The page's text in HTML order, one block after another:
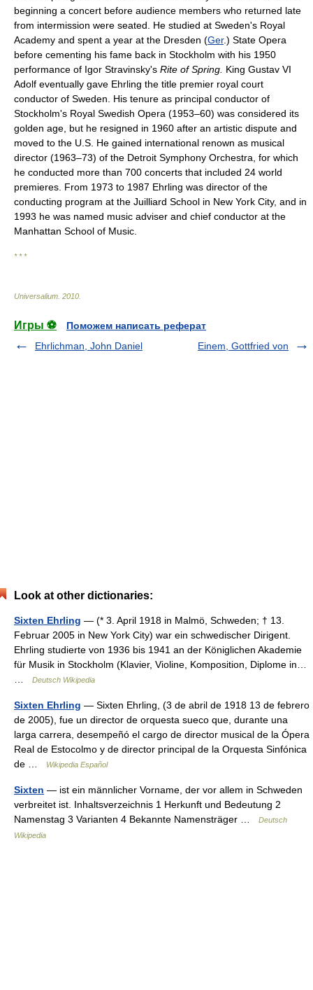
beginning a concert before audience members who returned late
from intermission were seated. He studied at Sweden's Royal
Academy and spent a year at the Dresden (Ger.) State Opera
before cementing his fame back in Stockholm with his 1950
performance of Igor Stravinsky's Rite of Spring. King Gustav VI
Adolf eventually gave Ehrling the title premier royal court
conductor of Sweden. His tenure as principal conductor of
Stockholm's Royal Swedish Opera (1953–60) was considered its
golden age, but he resigned in 1960 after an artistic dispute and
moved to the U.S. He gained international renown as musical
director (1963–73) of the Detroit Symphony Orchestra, for which
he conducted more than 700 concerts that included 24 world
premieres. From 1973 to 1987 Ehrling was director of the
conducting program at the Juilliard School in New York City, and in
1993 he was named music adviser and chief conductor at the
Manhattan School of Music.
* * *
Universalium 2010
Игры ⚽
Поможем написать реферат
Ehrlichman, John Daniel
Einem, Gottfried von
Look at other dictionaries:
Sixten Ehrling — (* 3. April 1918 in Malmö, Schweden; † 13.
Februar 2005 in New York City) war ein schwedischer Dirigent.
Ehrling studierte von 1936 bis 1941 an der Königlichen Akademie
für Musik in Stockholm (Klavier, Violine, Komposition, Diplome in…
Deutsch Wikipedia
Sixten Ehrling — Sixten Ehrling, (3 de abril de 1918 13 de febrero
de 2005), fue un director de orquesta sueco que, durante una
larga carrera, desempeñó el cargo de director musical de la Ópera
Real de Estocolmo y de director principal de la Orquesta Sinfónica
de …
Wikipedia Español
Sixten — ist ein männlicher Vorname, der vor allem in Schweden
verbreitet ist. Inhaltsverzeichnis 1 Herkunft und Bedeutung 2
Namenstag 3 Varianten 4 Bekannte Namensträger …
Deutsch
Wikipedia